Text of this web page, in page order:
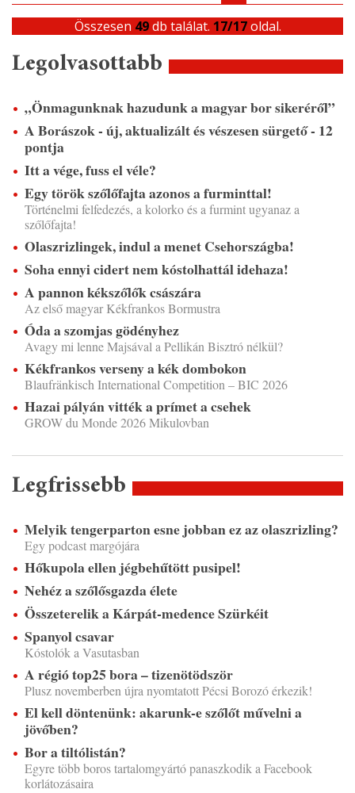
Összesen 49db találat. 17/17oldal.
Legolvasottabb
„Önmagunknak hazudunk a magyar bor sikeréről”
A Borászok - új, aktualizált és vészesen sürgető - 12
pontja
Itt a vége, fuss el véle?
Egy török szőlőfajta azonos a furminttal!
Történelmi felfedezés, a kolorko és a furmint ugyanaz a
szőlőfajta!
Olaszrizlingek, indul a menet Csehországba!
Soha ennyi cidert nem kóstolhattál idehaza!
A pannon kékszőlők császára
Az első magyar Kékfrankos Bormustra
Óda a szomjas gödényhez
Avagy mi lenne Majsával a Pellikán Bisztró nélkül?
Kékfrankos verseny a kék dombokon
Blaufränkisch International Competition – BIC 2026
Hazai pályán vitték a prímet a csehek
GROW du Monde 2026 Mikulovban
Legfrissebb
Melyik tengerparton esne jobban ez az olaszrizling?
Egy podcast margójára
Hőkupola ellen jégbehűtött pusipel!
Nehéz a szőlősgazda élete
Összeterelik a Kárpát-medence Szürkéit
Spanyol csavar
Kóstolók a Vasutasban
A régió top25 bora – tizenötödször
Plusz novemberben újra nyomtatott Pécsi Borozó érkezik!
El kell döntenünk: akarunk-e szőlőt művelni a
jövőben?
Bor a tiltólistán?
Egyre több boros tartalomgyártó panaszkodik a Facebook
korlátozásaira